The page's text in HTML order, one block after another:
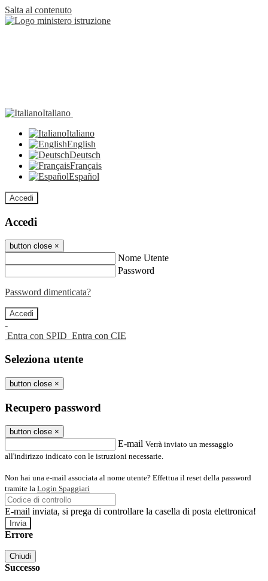
Salta al contenuto
Italiano
Italiano
English
Deutsch
Français
Español
Accedi
Accedi
button close ×
Nome Utente
Password
Password dimenticata?
-
Entra con SPID Entra con CIE
Seleziona utente
button close ×
Recupero password
button close ×
E-mail Verrà inviato un messaggio
all'indirizzo indicato con le istruzioni necessarie.
Non hai una e-mail associata al nome utente? Effettua il reset della password
tramite la Login Spaggiari
E-mail inviata, si prega di controllare la casella di posta elettronica!
Errore
Chiudi
Successo